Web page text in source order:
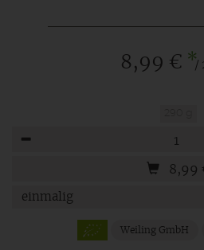
8,99 € */
8,99
Weiling GmbH